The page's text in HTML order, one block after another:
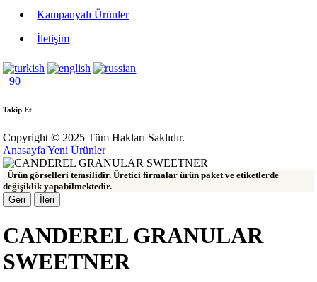
Kampanyalı Ürünler
İletişim
+90
Takip Et
Copyright © 2025 Tüm Hakları Saklıdır.
Anasayfa Yeni Ürünler
Ürün görselleri temsilidir. Üretici firmalar ürün paket ve etiketlerde
değişiklik yapabilmektedir.
Geri
İleri
CANDEREL GRANULAR
SWEETNER